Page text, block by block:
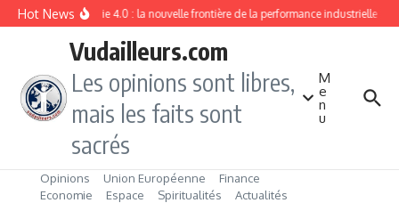
Aller au contenu
Hot NewsIndustrie 4.0 : la nouvelle frontière de la performance industrielle
Vudailleurs.com
Les opinions sont libres,
mais les faits sont
sacrés
M
e
n
u
Opinions Union Européenne
Finance
Economie
Espace Spiritualités
Actualités